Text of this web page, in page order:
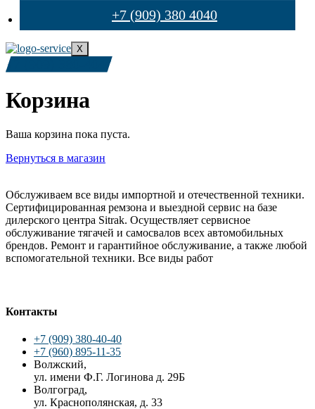
+7 (909) 380 4040
X
+7 (909) 380-4040
Корзина
Ваша корзина пока пуста.
Вернуться в магазин
Обслуживаем все виды импортной и отечественной техники.
Сертифицированная ремзона и выездной сервис на базе
дилерского центра Sitrak. Осуществляет сервисное
обслуживание тягачей и самосвалов всех автомобильных
брендов. Ремонт и гарантийное обслуживание, а также любой
вспомогательной техники. Все виды работ
Контакты
+7 (909) 380-40-40
+7 (960) 895-11-35
Волжский,
ул. имени Ф.Г. Логинова д. 29Б
Волгоград,
ул. Краснополянская, д. 33